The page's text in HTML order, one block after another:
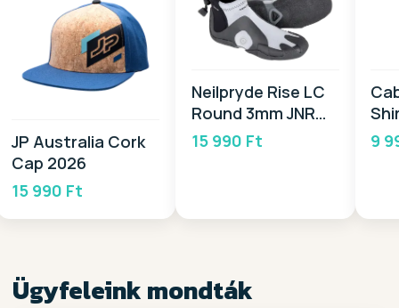
JP Australia Cork
Cap 2026
15 990 Ft
Neilpryde Rise LC
Round 3mm JNR
2026
15 990 Ft 9
Ügyfeleink mondták